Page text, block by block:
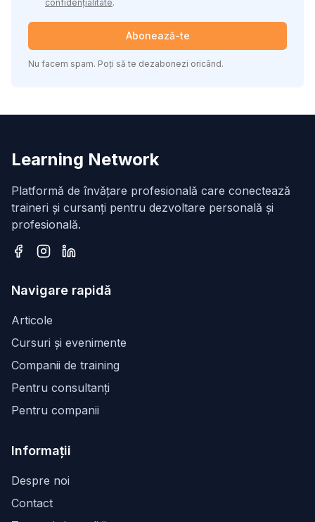
confidențialitate.
Abonează-te
Nu facem spam. Poți să te dezabonezi oricând.
Learning Network
Platformă de învățare profesională care conectează
traineri și cursanți pentru dezvoltare personală și
profesională.
Navigare rapidă
Articole
Cursuri și evenimente
Companii de training
Pentru consultanți
Pentru companii
Informații
Despre noi
Contact